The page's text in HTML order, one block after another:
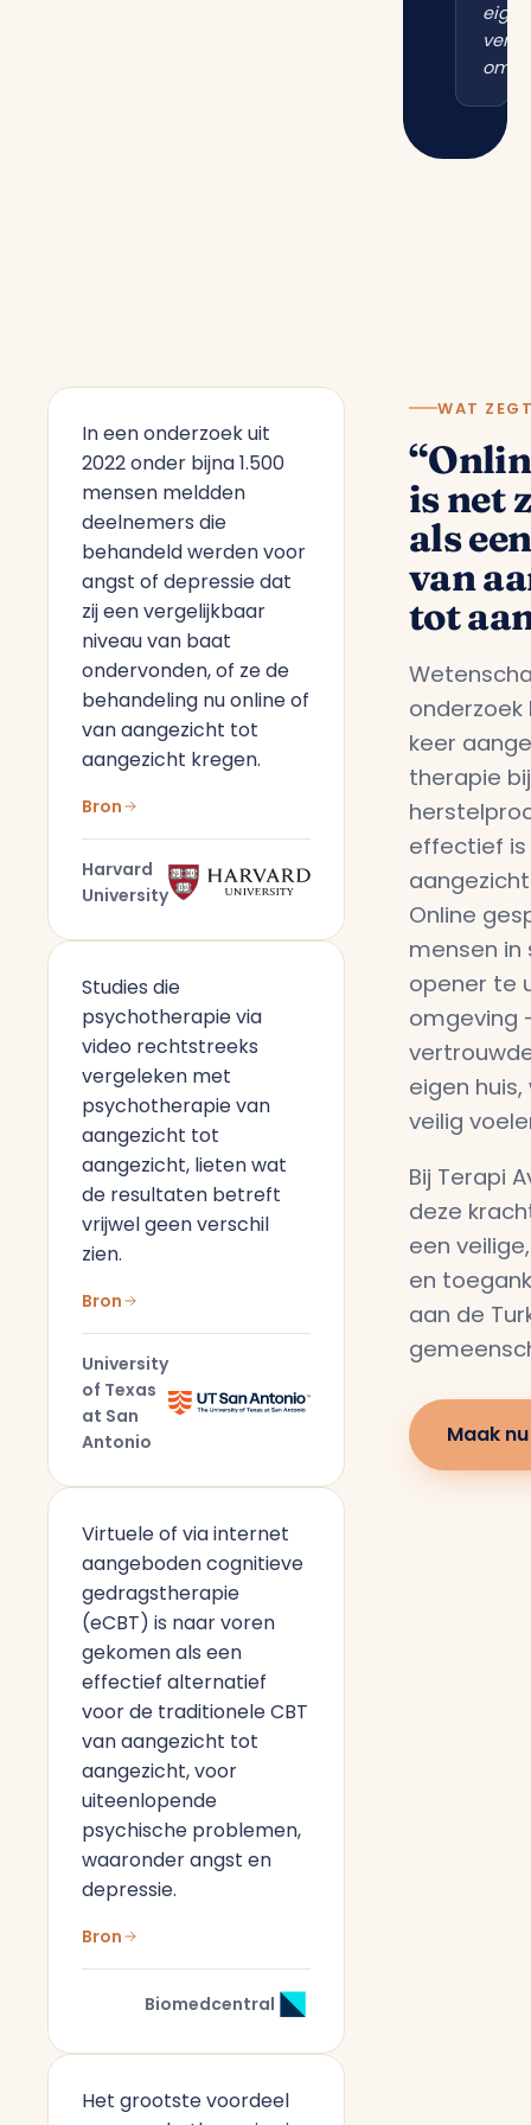
eigen
In een onderzoek uit
2022 onder bijna 1.500
mensen meldden
deelnemers die
behandeld werden voor
angst of depressie dat
zij een vergelijkbaar
niveau van baat
ondervonden, of ze de
behandeling nu online of
van aangezicht tot
aangezicht kregen.
Bron
Harvard
University
Studies die
psychotherapie via
video rechtstreeks
vergeleken met
psychotherapie van
aangezicht tot
aangezicht, lieten wat
de resultaten betreft
vrijwel geen verschil
zien.
Bron
University
of Texas
at San
Antonio
Virtuele of via internet
aangeboden cognitieve
gedragstherapie
(eCBT) is naar voren
gekomen als een
effectief alternatief
voor de traditionele CBT
van aangezicht tot
aangezicht, voor
uiteenlopende
psychische problemen,
waaronder angst en
depressie.
Bron
Biomedcentral
Het grootste voordeel
WAT
is net
als
van
tot
keer
therapie
effectief is
Online
mensen in
opener te
omgeving
eigen
veilig
Bij Terapi
deze
een
en
aan de
Maak